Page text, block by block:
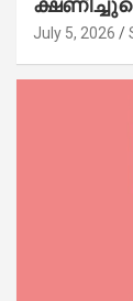
July 5, 2026